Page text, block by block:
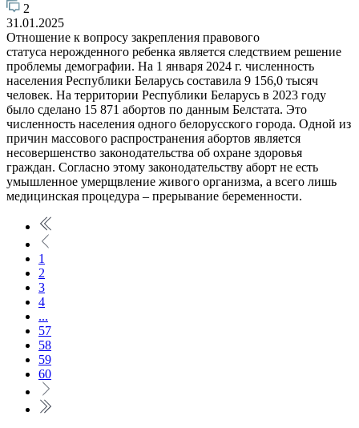
2
31.01.2025
Отношение к вопросу закрепления правового
статуса нерожденного ребенка является следствием решение
проблемы демографии. На 1 января 2024 г. численность
населения Республики Беларусь составила 9 156,0 тысяч
человек. На территории Республики Беларусь в 2023 году
было сделано 15 871 абортов по данным Белстата. Это
численность населения одного белорусского города. Одной из
причин массового распространения абортов является
несовершенство законодательства об охране здоровья
граждан. Согласно этому законодательству аборт не есть
умышленное умерщвление живого организма, а всего лишь
медицинская процедура – прерывание беременности.
1
2
3
4
...
57
58
59
60